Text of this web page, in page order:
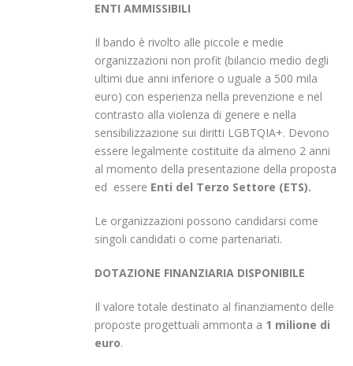
ENTI AMMISSIBILI
Il bando è rivolto alle piccole e medie
organizzazioni non profit (bilancio medio degli
ultimi due anni inferiore o uguale a 500 mila
euro) con esperienza nella prevenzione e nel
contrasto alla violenza di genere e nella
sensibilizzazione sui diritti LGBTQIA+. Devono
essere legalmente costituite da almeno 2 anni
al momento della presentazione della proposta
ed essere Enti del Terzo Settore (ETS).
Le organizzazioni possono candidarsi come
singoli candidati o come partenariati.
DOTAZIONE FINANZIARIA DISPONIBILE
Il valore totale destinato al finanziamento delle
proposte progettuali ammonta a 1 milione di
euro.